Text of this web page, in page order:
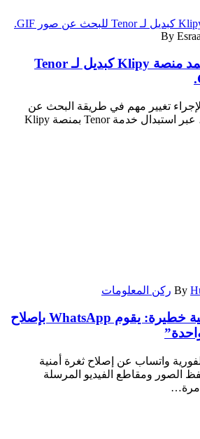
By
واتساب تعتمد منصة Klipy كبديل لـ Tenor
تغيير مهم في طريقة البحث عن
صور GIF داخل التطبيق، عبر استبدال خدمة Tenor بمنصة Klipy
By ركن المعلومات
ثغرة أمنية خطيرة: يقوم WhatsApp بإصلاح
واتساب عن إصلاح ثغرة أمنية
الصور ومقاطع الفيديو المرسلة
مرة…